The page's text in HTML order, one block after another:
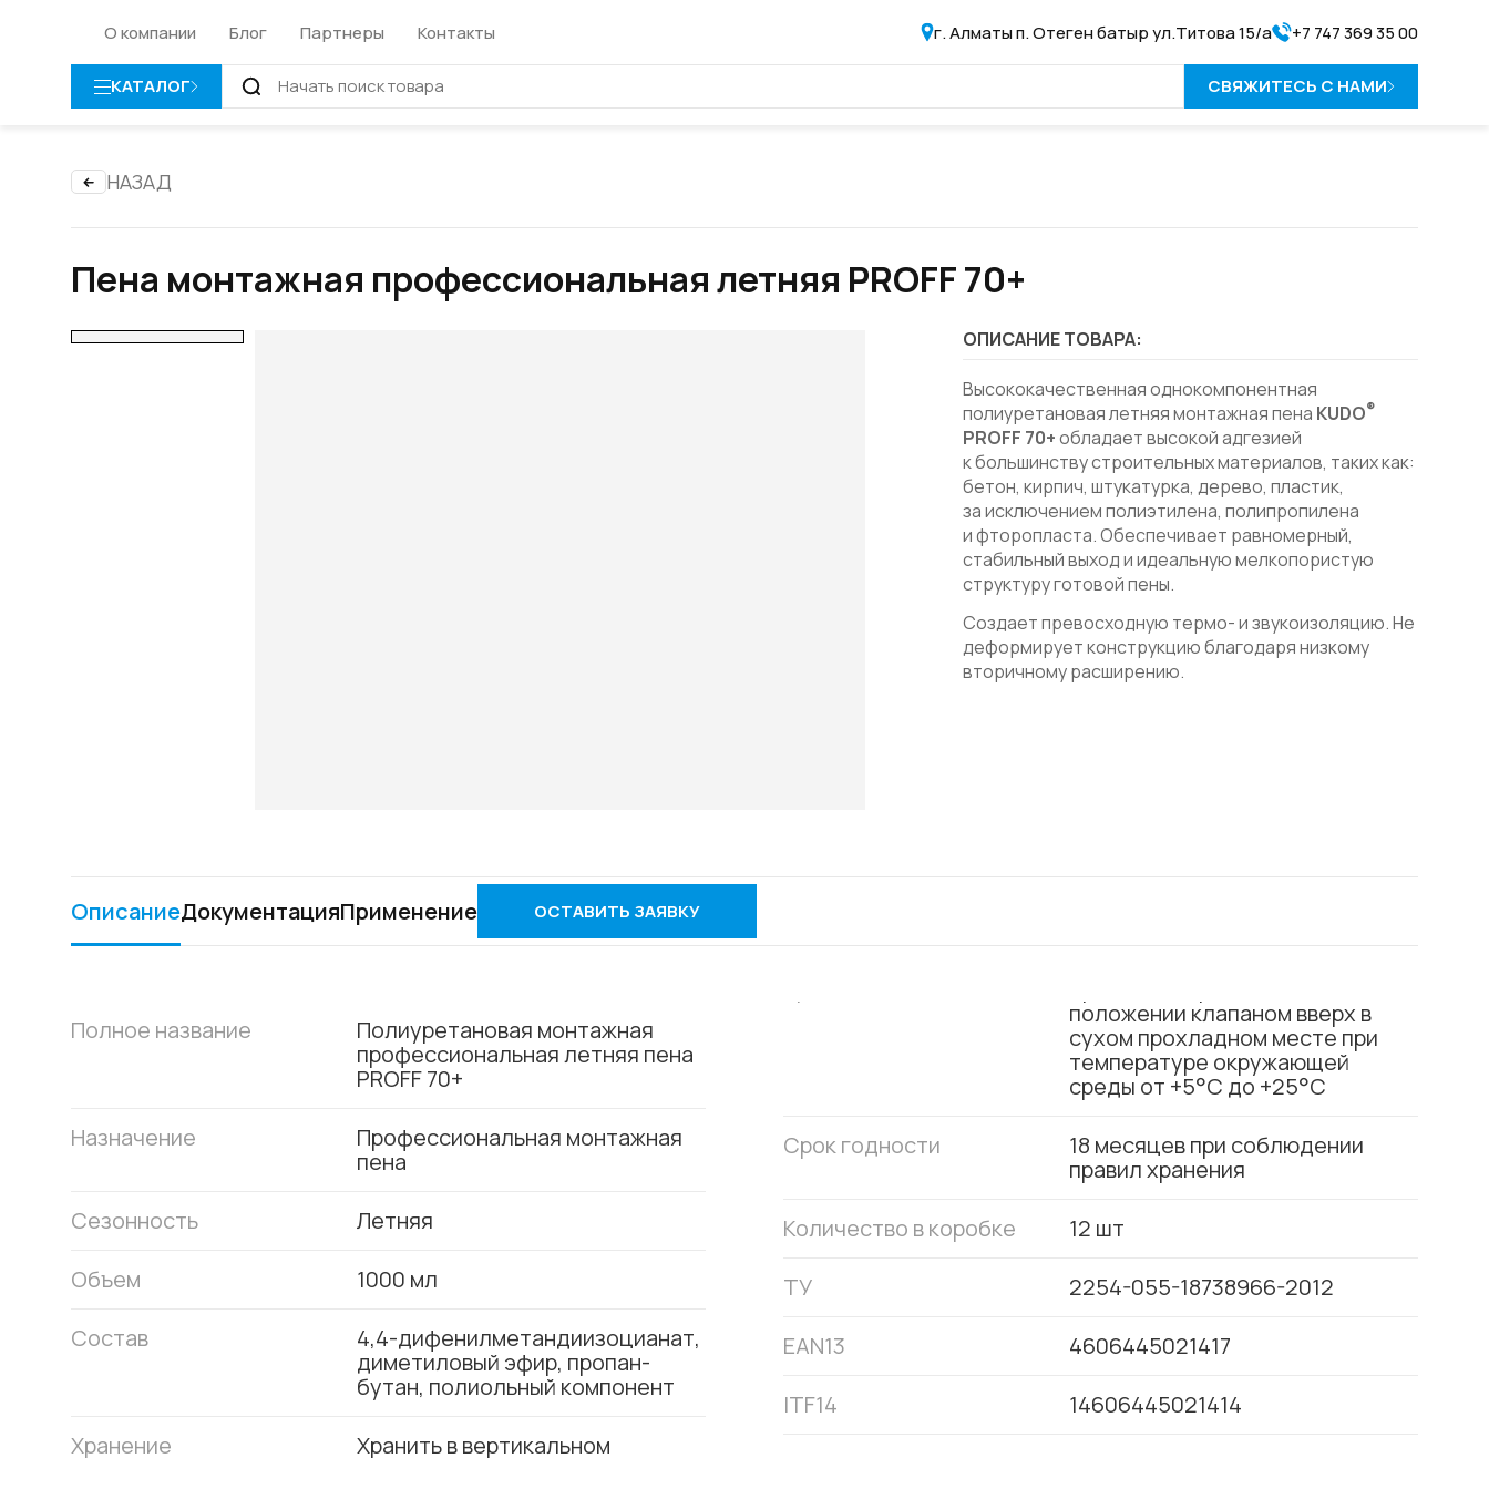
О компании Блог Партнеры Контакты г. Алматы п. Отеген батыр ул.Титова 15/а +7 747 369 35 00
КАТАЛОГ СВЯЖИТЕСЬ С НАМИ
НАЗАД
Пена монтажная профессиональная летняя PROFF 70+
ОПИСАНИЕ ТОВАРА:
Высококачественная однокомпонентная
полиуретановая летняя монтажная пена KUDO®
PROFF 70+обладает высокой адгезией
к большинству строительных материалов, таких как:
бетон, кирпич, штукатурка, дерево, пластик,
за исключением полиэтилена, полипропилена
и фторопласта. Обеспечивает равномерный,
стабильный выход и идеальную мелкопористую
структуру готовой пены.
Создает превосходную термо- и звукоизоляцию. Не
деформирует конструкцию благодаря низкому
вторичному расширению.
ОписаниеДокументацияПрименение ОСТАВИТЬ ЗАЯВКУ
Полное название
Полиуретановая монтажная
профессиональная летняя пена
PROFF 70+
Назначение
Профессиональная монтажная
пена
Сезонность
Летняя
Объем
1000 мл
Состав
4,4-дифенилметандиизоцианат,
диметиловый эфир, пропан-
бутан, полиольный компонент
Хранение
Хранить в вертикальном
положении клапаном вверх в
сухом прохладном месте при
температуре окружающей
среды от +5°С до +25°С
Срок годности
18 месяцев при соблюдении
правил хранения
Количество в коробке
12 шт
ТУ
2254-055-18738966-2012
EAN13
4606445021417
ITF14
14606445021414